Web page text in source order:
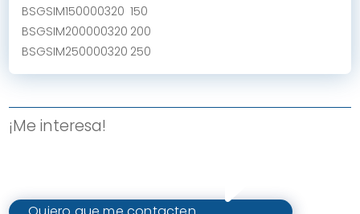
BSGSIM150000320 150
BSGSIM200000320 200
BSGSIM250000320 250
¡Me interesa!